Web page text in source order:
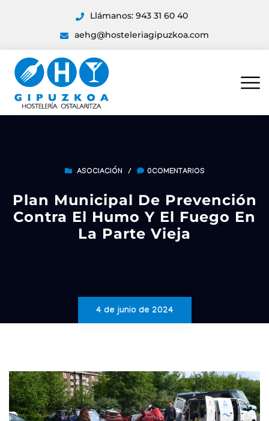
Llámanos: 943 31 60 40
aehg@hosteleriagipuzkoa.com
ASOCIACIÓN / 0COMENTARIOS
Plan Municipal De Prevención
Contra El Humo Y El Fuego En
La Parte Vieja
4 de junio de 2024